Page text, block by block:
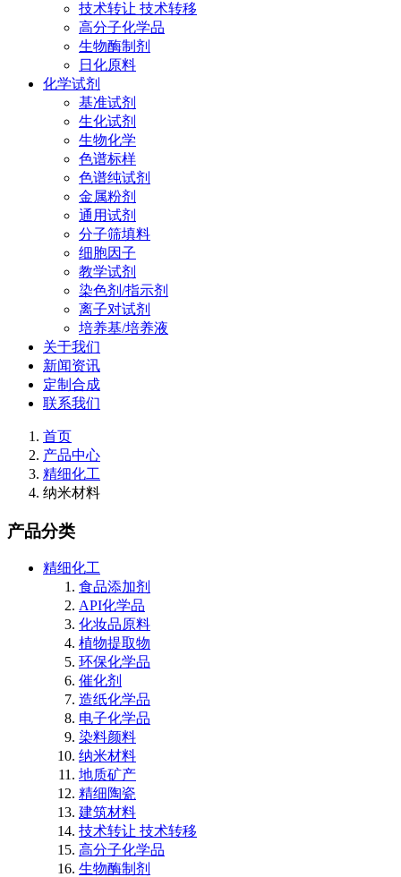
技术转让 技术转移
高分子化学品
生物酶制剂
日化原料
化学试剂
基准试剂
生化试剂
生物化学
色谱标样
色谱纯试剂
金属粉剂
通用试剂
分子筛填料
细胞因子
教学试剂
染色剂/指示剂
离子对试剂
培养基/培养液
关于我们
新闻资讯
定制合成
联系我们
首页
产品中心
精细化工
纳米材料
产品分类
精细化工
食品添加剂
API化学品
化妆品原料
植物提取物
环保化学品
催化剂
造纸化学品
电子化学品
染料颜料
纳米材料
地质矿产
精细陶瓷
建筑材料
技术转让 技术转移
高分子化学品
生物酶制剂